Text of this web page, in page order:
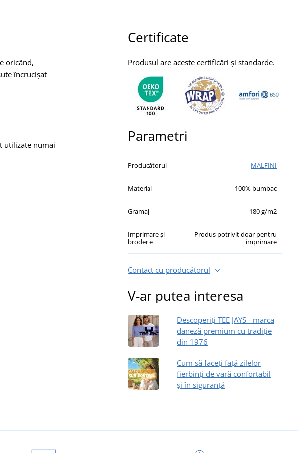
oricând,
încrucișat
utilizate numai
Certificate
Produsul are aceste certificări și standarde.
Parametri
Producătorul MALFINI
Material 100% bumbac
Gramaj 180 g/m2
Imprimare și
broderie
Produs potrivit doar pentru
imprimare
Contact cu producătorul
V-ar putea interesa
Descoperiți TEE JAYS - marca
daneză premium cu tradiție
din 1976
Cum să faceți față zilelor
fierbinți de vară confortabil
și în siguranță